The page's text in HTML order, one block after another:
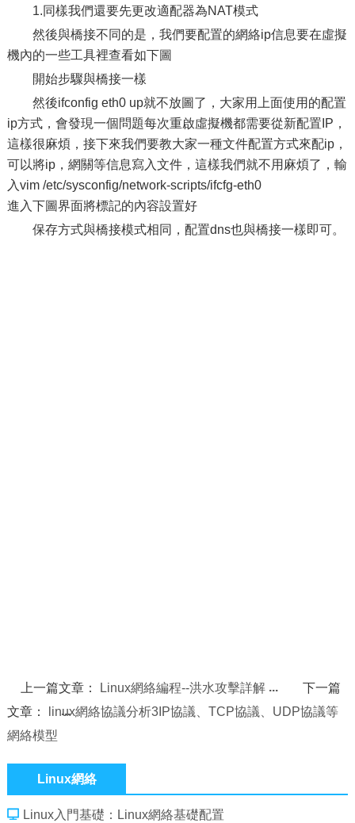
1.同樣我們還要先更改適配器為NAT模式
然後與橋接不同的是，我們要配置的網絡ip信息要在虛擬
機內的一些工具裡查看如下圖
開始步驟與橋接一樣
然後ifconfig eth0 up就不放圖了，大家用上面使用的配置
ip方式，會發現一個問題每次重啟虛擬機都需要從新配置IP，
這樣很麻煩，接下來我們要教大家一種文件配置方式來配ip，
可以將ip，網關等信息寫入文件，這樣我們就不用麻煩了，輸
入vim /etc/sysconfig/network-scripts/ifcfg-eth0
進入下圖界面將標記的內容設置好
保存方式與橋接模式相同，配置dns也與橋接一樣即可。
上一篇文章： Linux網絡編程--洪水攻擊詳解
下一篇
文章：
linux網絡協議分析3IP協議、TCP協議、UDP協議等
網絡模型
Linux網絡
Linux入門基礎：Linux網絡基礎配置